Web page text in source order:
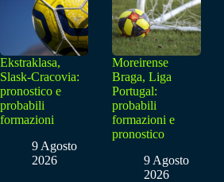
Ekstraklasa,
Slask-Cracovia:
pronostico e
probabili
formazioni
9 Agosto
2026
Moreirense
Braga, Liga
Portugal:
probabili
formazioni e
pronostico
9 Agosto
2026